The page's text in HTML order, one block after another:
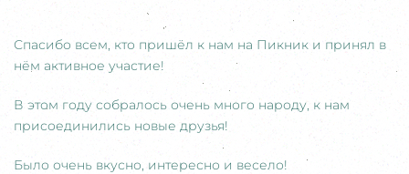
Спасибо всем, кто пришёл к нам на Пикник и принял в
нём активное участие!
В этом году собралось очень много народу, к нам
присоединились новые друзья!
Было очень вкусно, интересно и весело!